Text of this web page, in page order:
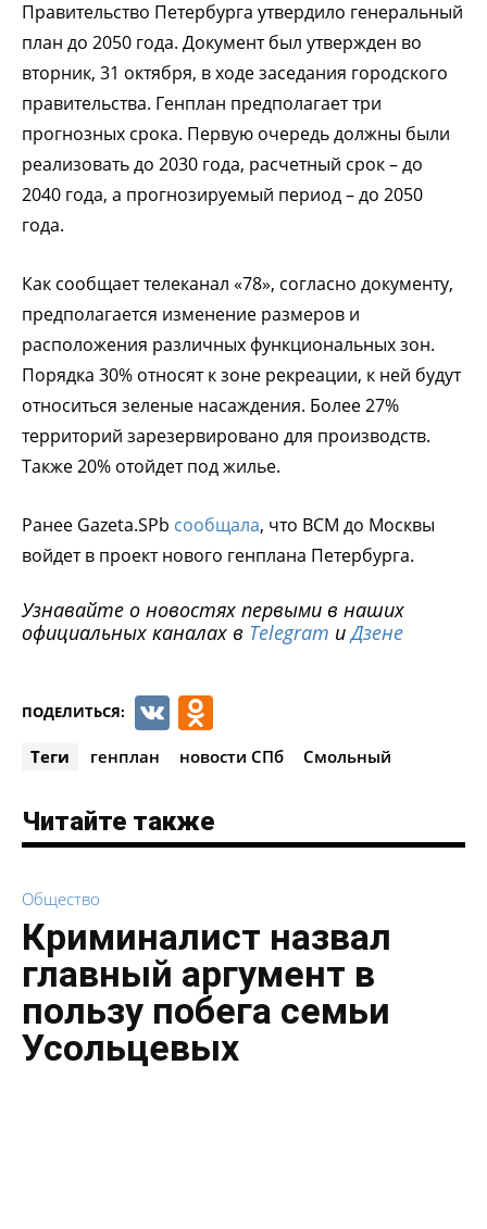
Правительство Петербурга утвердило генеральный
план до 2050 года. Документ был утвержден во
вторник, 31 октября, в ходе заседания городского
правительства. Генплан предполагает три
прогнозных срока. Первую очередь должны были
реализовать до 2030 года, расчетный срок – до
2040 года, а прогнозируемый период – до 2050
года.
Как сообщает телеканал «78», согласно документу,
предполагается изменение размеров и
расположения различных функциональных зон.
Порядка 30% относят к зоне рекреации, к ней будут
относиться зеленые насаждения. Более 27%
территорий зарезервировано для производств.
Также 20% отойдет под жилье.
Ранее Gazeta.SPb сообщала, что ВСМ до Москвы
войдет в проект нового генплана Петербурга.
Узнавайте о новостях первыми в наших
официальных каналах в Telegram иДзене
ПОДЕЛИТЬСЯ: VK
Теги генплан новости СПб Смольный
Читайте также
Общество
Криминалист назвал
главный аргумент в
пользу побега семьи
Усольцевых